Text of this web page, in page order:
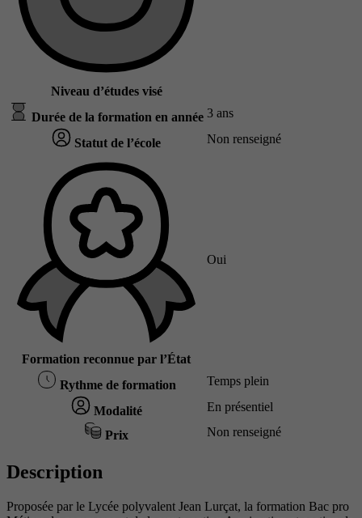
Niveau d’études visé
Durée de la formation en année 3 ans
Statut de l’école Non renseigné
Formation reconnue par l’État
Oui
Rythme de formation Temps plein
Modalité En présentiel
Prix Non renseigné
Description
Proposée par le Lycée polyvalent Jean Lurçat, la formation Bac pro